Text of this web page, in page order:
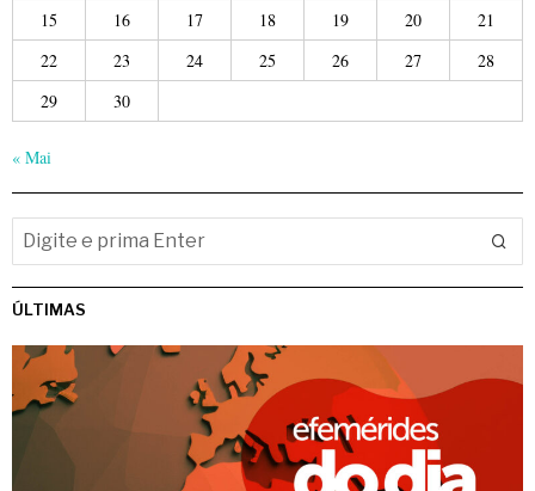
15
16 17 18 19 20
21
22
23 24 25 26 27
28
29
30
« Mai
ÚLTIMAS